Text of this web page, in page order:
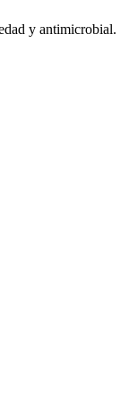
y antimicrobial.